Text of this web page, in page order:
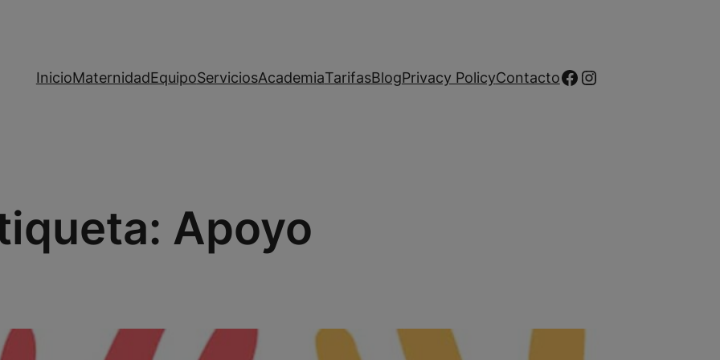
InicioMaternidadEquipoServiciosAcademiaTarifasBlogPrivacy PolicyContactoFacebook
Instagram
Apoyo